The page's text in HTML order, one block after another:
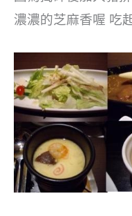
濃濃的芝麻香喔 吃